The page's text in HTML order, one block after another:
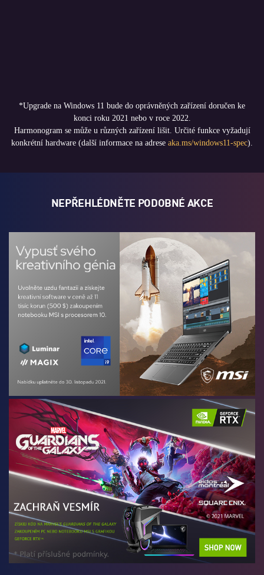
*Upgrade na Windows 11 bude do oprávněných zařízení doručen ke
konci roku 2021 nebo v roce 2022.
Harmonogram se může u různých zařízení lišit. Určité funkce vyžadují
konkrétní hardware (další informace na adrese aka.ms/windows11-spec).
NEPŘEHLÉDNĚTE PODOBNÉ AKCE